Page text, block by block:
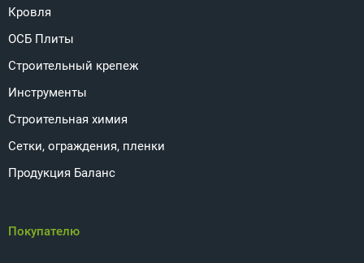
Кровля
ОСБ Плиты
Строительный крепеж
Инструменты
Строительная химия
Сетки, ограждения, пленки
Продукция Баланс
Покупателю